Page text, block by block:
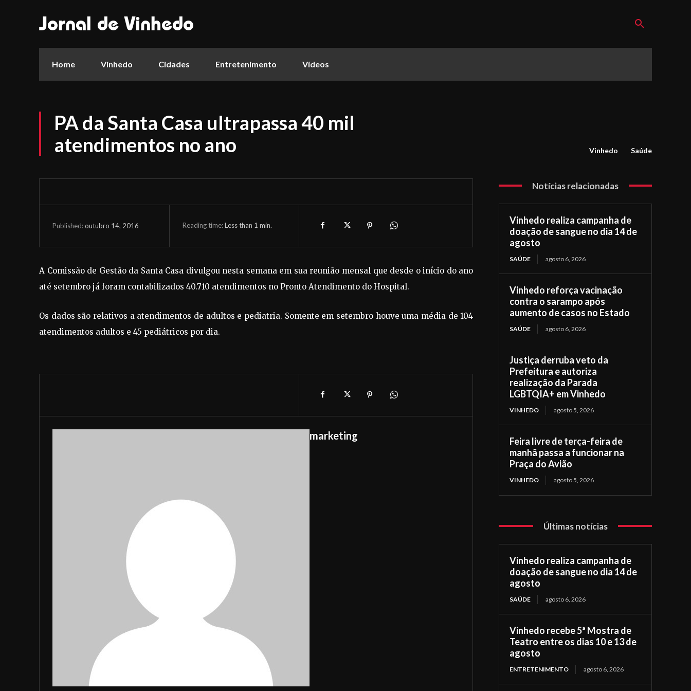
Jornal de Vinhedo
Home Vinhedo Cidades Entretenimento Vídeos
PA da Santa Casa ultrapassa 40 mil
atendimentos no ano
Vinhedo Saúde
Published:outubro 14, 2016 Reading time:Less than 1 min.
A Comissão de Gestão da Santa Casa divulgou nesta semana em sua reunião mensal que desde o início do ano
até setembro já foram contabilizados 40.710 atendimentos no Pronto Atendimento do Hospital.
Os dados são relativos a atendimentos de adultos e pediatria. Somente em setembro houve uma média de 104
atendimentos adultos e 45 pediátricos por dia.
marketing
Notícias relacionadas
Vinhedo realiza campanha de
doação de sangue no dia 14 de
agosto
SAÚDE agosto 6, 2026
Vinhedo reforça vacinação
contra o sarampo após
aumento de casos no Estado
SAÚDE agosto 6, 2026
Justiça derruba veto da
Prefeitura e autoriza
realização da Parada
LGBTQIA+ em Vinhedo
VINHEDO agosto 5, 2026
Feira livre de terça-feira de
manhã passa a funcionar na
Praça do Avião
VINHEDO agosto 5, 2026
Últimas notícias
Vinhedo realiza campanha de
doação de sangue no dia 14 de
agosto
SAÚDE agosto 6, 2026
Vinhedo recebe 5ª Mostra de
Teatro entre os dias 10 e 13 de
agosto
ENTRETENIMENTO agosto 6, 2026